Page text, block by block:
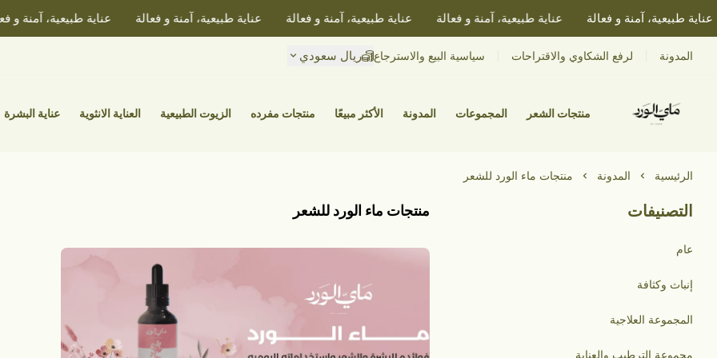
طبيعية، آمنة و فعالة عناية طبيعية، آمنة و فعالة عناية طبيعية، آمنة و فعالة عناية طبيعية، آمنة و فعالة عناية طبيعية، آمنة و
المدونة لرفع الشكاوي والاقتراحات سياسية البيع والاسترجاع ريال سعودي
منتجات الشعر المجموعات المدونة الأكثر مبيعًا منتجات مفرده الزيوت الطبيعية العناية الانثوية عناية البشرة
الرئيسية المدونة منتجات ماء الورد للشعر
التصنيفات
عام
إنباث وكثافة
المجموعة العلاجية
مجموعة الترطيب والعناية
منتجات ماء الورد للشعر